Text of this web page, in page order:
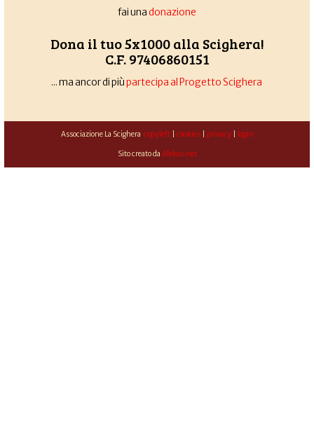
fai unadonazione
Dona il tuo 5x1000 alla Scighera!
C.F. 97406860151
... ma ancor di piùpartecipa al Progetto Scighera
Associazione La Scighera copyleft| cookies| privacy| login
Sito creato da Alekos.net